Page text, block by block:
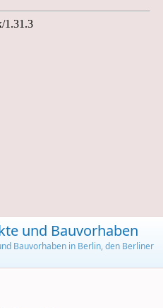
und Bauvorhaben
Bauvorhaben in Berlin, den Berliner